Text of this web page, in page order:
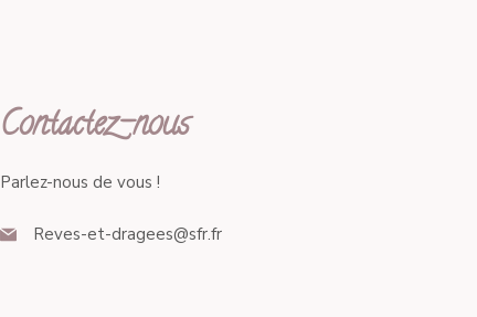
Contactez-nous
Parlez-nous de vous !
Reves-et-dragees@sfr.fr